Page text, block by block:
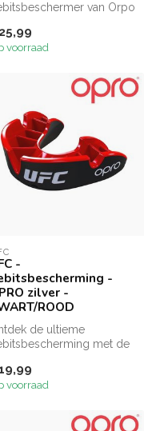
van Orpo
doordat u het...
voorraad
-
-
zilver -
ROOD
de ultieme
met de
Silver
voorraad